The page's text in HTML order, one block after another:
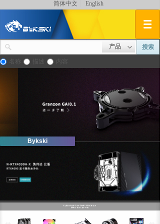
简体中文 English
产品 搜索
名称 内容
Bykski